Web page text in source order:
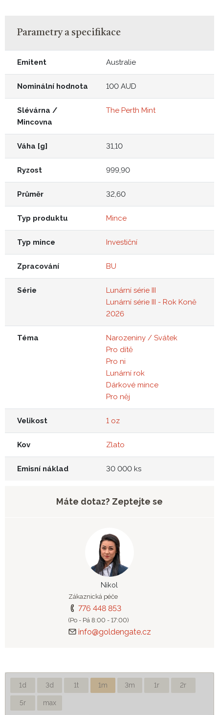
Parametry a specifikace
Emitent Australie
Nominální hodnota 100 AUD
Slévárna /
Mincovna
The Perth Mint
Váha [g] 31,10
Ryzost 999,90
Průměr 32,60
Typ produktu Mince
Typ mince Investiční
Zpracování BU
Série
Lunární série III
Lunární série III - Rok Koně
2026
Téma
Narozeniny / Svátek
Pro dítě
Pro ni
Lunární rok
Dárkové mince
Pro něj
Velikost 1 oz
Kov Zlato
Emisní náklad 30 000 ks
Máte dotaz? Zeptejte se
Nikol
Zákaznická péče
776 448 853
(Po - Pá 8:00 - 17:00)
info@goldengate.cz
1d 3d 1t 1m 3m 1r 2r
5r max